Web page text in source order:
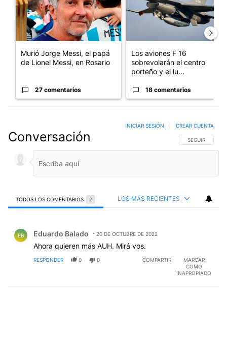
Murió Jorge Messi, el papá
de Lionel Messi, en Rosario
27 comentarios
Los aviones F 16
sobrevolarán el centro
porteño y el lu...
18 comentarios
Conversación SIGA ESTA
SEGUIR
INICIAR SESIÓN CREAR CUENTA
TODOS LOS COMENTARIOS 2 LOS MÁS RECIENTES
EB Eduardo Balado 20 DE OCTUBRE DE 2022
Ahora quieren más AUH. Mirá vos.
RESPONDER 0 0 COMPARTIR
MARCAR
COMO
INAPROPIADO